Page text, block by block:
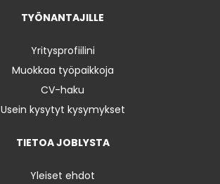
TYÖNANTAJILLE
Yritysprofiilini
Muokkaa työpaikkoja
CV-haku
Usein kysytyt kysymykset
TIETOA JOBLYSTA
Yleiset ehdot